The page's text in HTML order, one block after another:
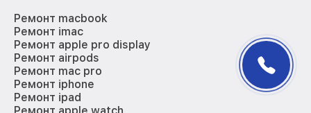
Ремонт macbook
Ремонт imac
Ремонт apple pro display
Ремонт airpods
Ремонт mac pro
Ремонт iphone
Ремонт ipad
Ремонт apple watch